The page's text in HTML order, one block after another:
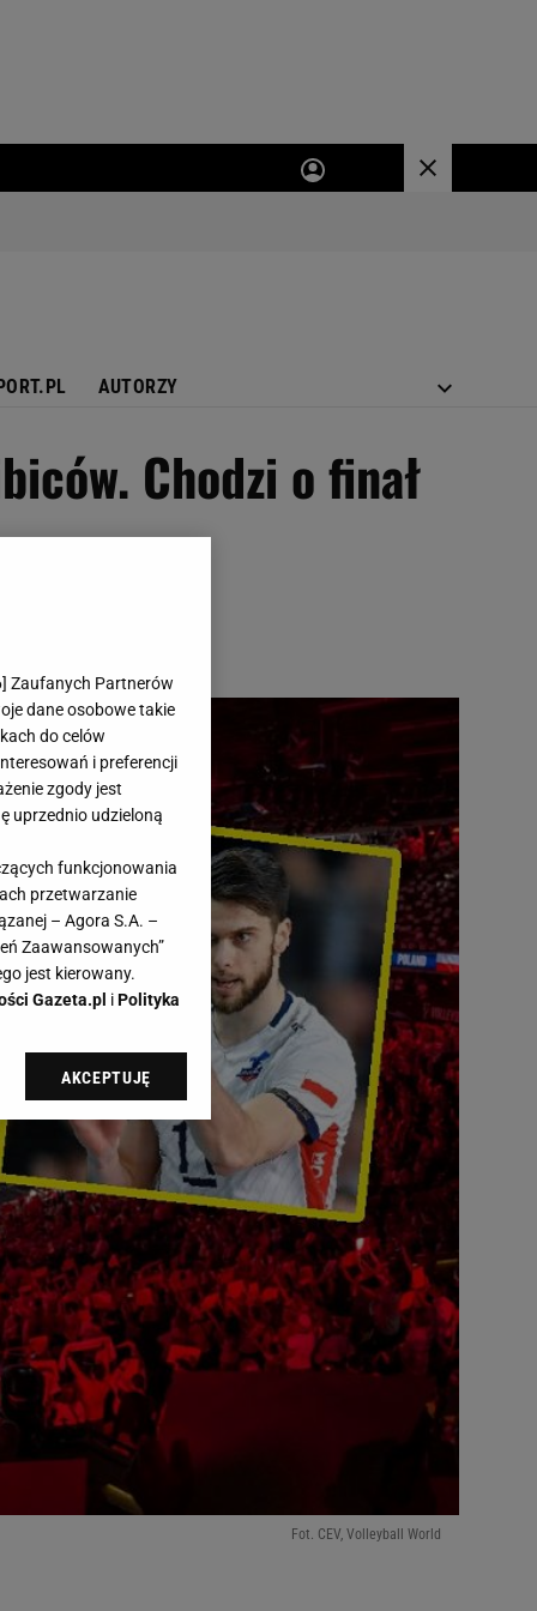
AUTORZY
Chodzi o finał
Fot. CEV, Volleyball World
] Zaufanych Partnerów
dane osobowe takie
do celów
i preferencji
zgody jest
uprzednio udzieloną
funkcjonowania
przetwarzanie
– Agora S.A. –
Zaawansowanych”
jest kierowany.
Gazeta.pl iPolityka
sp. z o.o., jej
swoje preferencje
danych poprzez
Zmiana ustawień
celów identyfikacji.
reklam i treści,
AKCEPTUJĘ